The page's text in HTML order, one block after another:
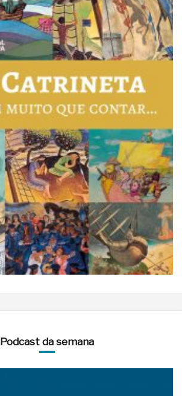
Podcast da semana